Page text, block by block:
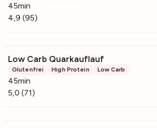
45min
4,9 (95)
Low Carb Quarkauflauf
Glutenfrei High Protein Low Carb
45min
5,0 (71)